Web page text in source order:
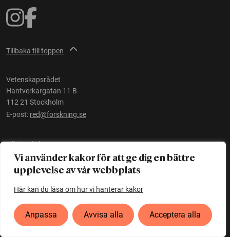
Vi använder kakor för att ge dig en bättre
upplevelse av vår webbplats
Här kan du läsa om hur vi hanterar kakor
Anpassa Avvisa alla Acceptera alla
Tillbaka till toppen
Vetenskapsrådet
Hantverkargatan 11 B
112 21 Stockholm
E-post: red@forskning.se
Tillgänglighet
Ett initiativ avVetenskapsrådet